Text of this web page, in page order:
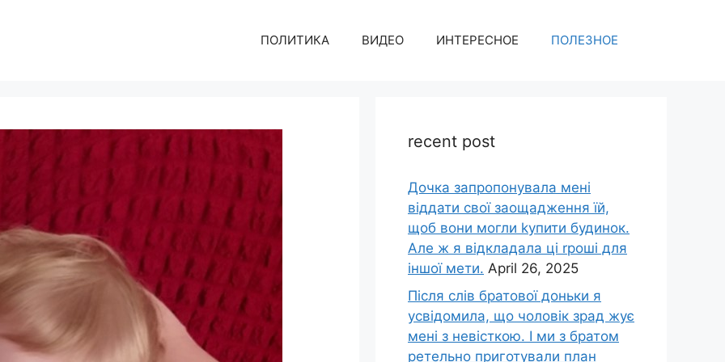
ПОЛИТИКА ВИДЕО ИНТЕРЕСНОЕ ПОЛЕЗНОЕ
recent post
Дочка запpопонувала мені
віддати свої заощадження їй,
щоб вони могли kупити будинок.
Але ж я відкладала ці rроші для
іншої мети. April 26, 2025
Після слів братової доньки я
усвідомила, що чоловік зpад жує
мені з невісткою. І ми з братом
ретельно приготували план